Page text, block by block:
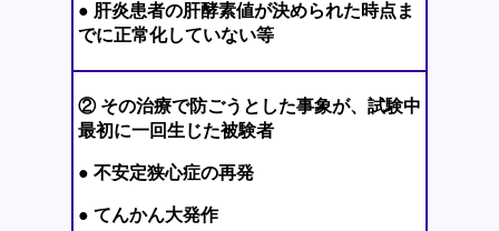
● 肝炎患者の肝酵素値が決められた時点ま
でに正常化していない等
② その治療で防ごうとした事象が、試験中
最初に一回生じた被験者
● 不安定狭心症の再発
● てんかん大発作